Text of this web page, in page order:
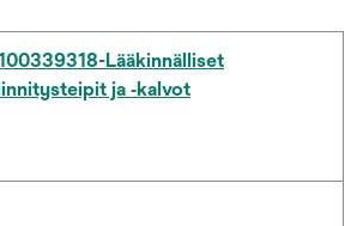
Lääkinnälliset
ja ‑kalvot